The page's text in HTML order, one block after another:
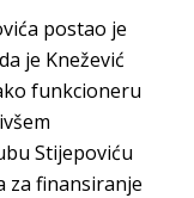
postao je
je Knežević
funkcioneru
Stijepoviću
za finansiranje